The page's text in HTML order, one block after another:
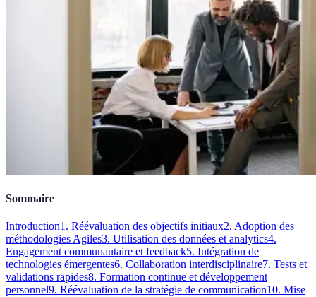
Sommaire
Introduction1. Réévaluation des objectifs initiaux2. Adoption des
méthodologies Agiles3. Utilisation des données et analytics4.
Engagement communautaire et feedback5. Intégration de
technologies émergentes6. Collaboration interdisciplinaire7. Tests et
validations rapides8. Formation continue et développement
personnel9. Réévaluation de la stratégie de communication10. Mise